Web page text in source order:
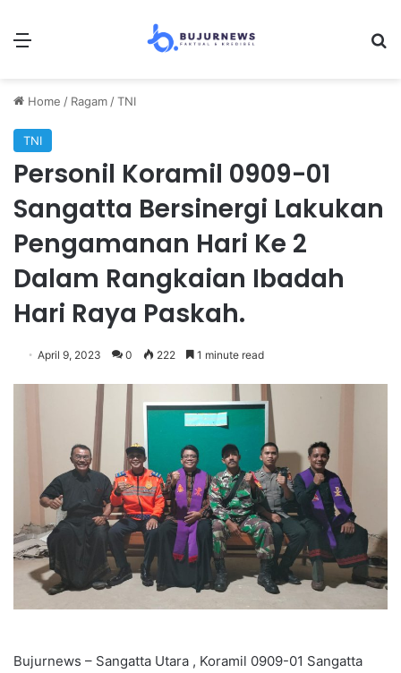
Menu
Home / Ragam /TNI
TNI
Personil Koramil 0909-01
Sangatta Bersinergi Lakukan
Pengamanan Hari Ke 2
Dalam Rangkaian Ibadah
Hari Raya Paskah.
April 9, 2023 0 222 1 minute read
Bujurnews – Sangatta Utara , Koramil 0909-01 Sangatta